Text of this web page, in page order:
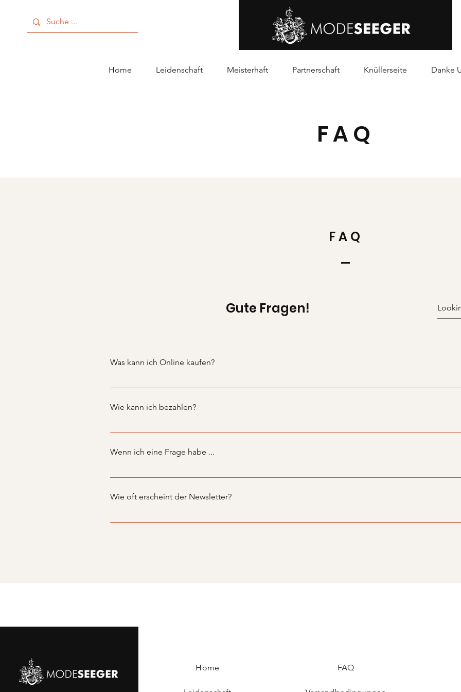
Home Leidenschaft Meisterhaft Partnerschaft Knüllerseite Danke
FAQ
FAQ
Gute Fragen!
Was kann ich Online kaufen?
Bislang bieten wir nur Gutscheine in unserem Online-Shop an.
Wie kann ich bezahlen?
Sie können das Geld überweisen. Nach erhalt der Zahlung senden wir Ihnen den gewünschten
Natürlich können Sie auch direkt im Laden bezahlen.
Wenn ich eine Frage habe ...
Dann freuen wir uns über einen Anruf und hoffen Ihre Frage beantworten zu können.
Wie oft erscheint der Newsletter?
Wir planen 2 - 4 Newsletter pro Jahr und möchten Sie über die interessantesten und neuesten
Home FAQ